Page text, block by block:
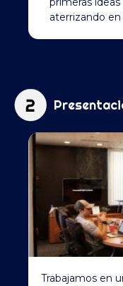
aterrizando
Trabajamos en